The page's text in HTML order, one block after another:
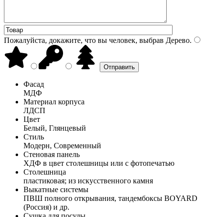
Пожалуйста, докажите, что вы человек, выбрав Дерево.
Фасад
МДФ
Материал корпуса
ЛДСП
Цвет
Белый, Глянцевый
Стиль
Модерн, Современный
Стеновая панель
ХДФ в цвет столешницы или с фотопечатью
Столешница
пластиковая; из искусственного камня
Выкатные системы
ПВШ полного открывания, тандембоксы BOYARD
(Россия) и др.